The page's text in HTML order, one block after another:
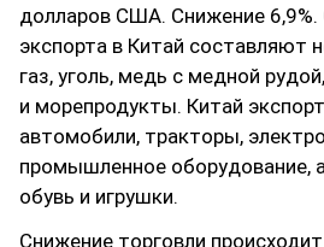
долларов США. Снижение 6,9%.
экспорта в Китай составляют
газ, уголь, медь с медной
и морепродукты. Китай
автомобили, тракторы,
промышленное оборудование,
обувь и игрушки.
Снижение торговли